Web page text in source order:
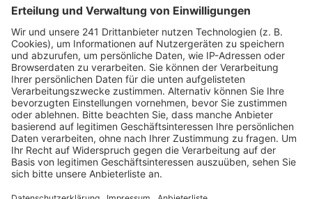
Adenauer-Straße jetzt für einen ganzen Tag
gesperrt.
Veröffentlicht:Dienstag, 23.09.2025 16:38
Anzeige
Rampe an der Konrad-Adenauer-Straße in
Wesseling wird gesperrt